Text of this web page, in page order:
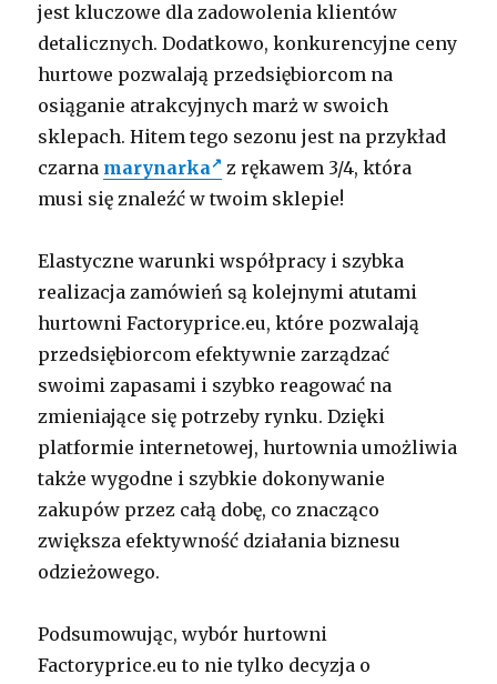
jest kluczowe dla zadowolenia klientów
detalicznych. Dodatkowo, konkurencyjne ceny
hurtowe pozwalają przedsiębiorcom na
osiąganie atrakcyjnych marż w swoich
sklepach. Hitem tego sezonu jest na przykład
czarna marynarka
z rękawem 3/4, która
musi się znaleźć w twoim sklepie!
Elastyczne warunki współpracy i szybka
realizacja zamówień są kolejnymi atutami
hurtowni Factoryprice.eu, które pozwalają
przedsiębiorcom efektywnie zarządzać
swoimi zapasami i szybko reagować na
zmieniające się potrzeby rynku. Dzięki
platformie internetowej, hurtownia umożliwia
także wygodne i szybkie dokonywanie
zakupów przez całą dobę, co znacząco
zwiększa efektywność działania biznesu
odzieżowego.
Podsumowując, wybór hurtowni
Factoryprice.eu to nie tylko decyzja o